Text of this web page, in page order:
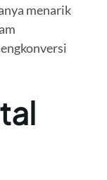
menarik